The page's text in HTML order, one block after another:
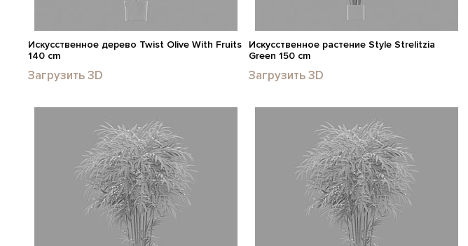
Искусственное дерево Twist Olive With Fruits
140 cm
Загрузить 3D
Искусственное растение Style Strelitzia
Green 150 cm
Загрузить 3D